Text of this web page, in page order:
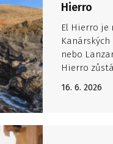
Hierro
El Hierro je
nebo
Hierro
velké
přeplněné
16. 6. 2026